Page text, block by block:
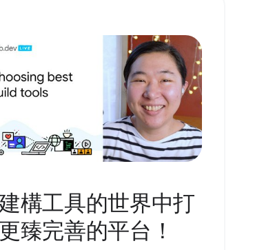
構工具的世界中打
臻完善的平台！